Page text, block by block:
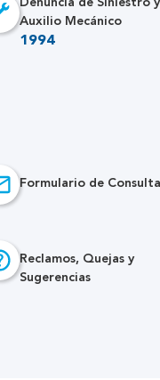
Auxilio Mecánico
1994
Formulario de
Reclamos, Quejas y
Sugerencias